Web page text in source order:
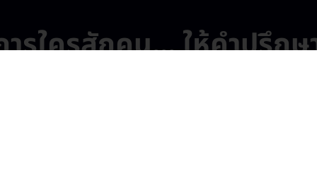
ใครสักคน... ให้คำปรึกษ